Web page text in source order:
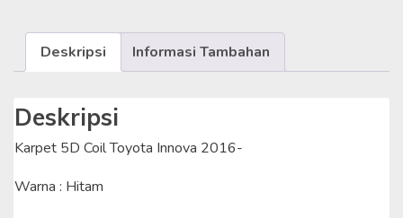
2016-
SET
Deskripsi Informasi Tambahan
Deskripsi
Karpet 5D Coil Toyota Innova 2016-
Warna : Hitam